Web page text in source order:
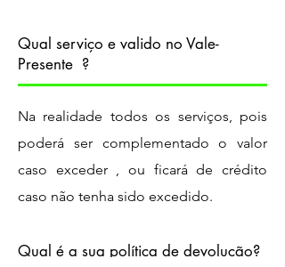
Qual serviço e valido no Vale-
Presente ?
Na realidade todos os serviços, pois
poderá ser complementado o valor
caso exceder , ou ficará de crédito
caso não tenha sido excedido.
Qual é a sua política de devolução?